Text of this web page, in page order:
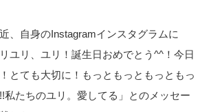
、自身のInstagramインスタグラムに
ユリ、ユリ！誕生日おめでとう^^！今日
とても大切に！もっともっともっともっ
私たちのユリ。愛してる」とのメッセー